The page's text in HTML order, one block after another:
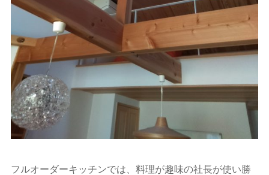
フルオーダーキッチンでは、料理が趣味の社長が使い勝